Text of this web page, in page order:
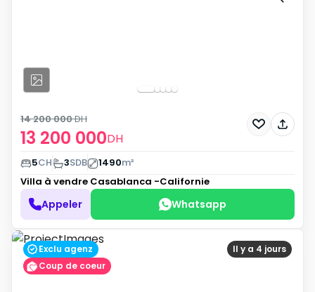
13 200 000DH
14 200 000DH
5CH 3SDB 1490m²
Villa à vendre Casablanca -Californie
Appeler Whatsapp
Il y a 4 jours
Exclu agenz
Coup de coeur